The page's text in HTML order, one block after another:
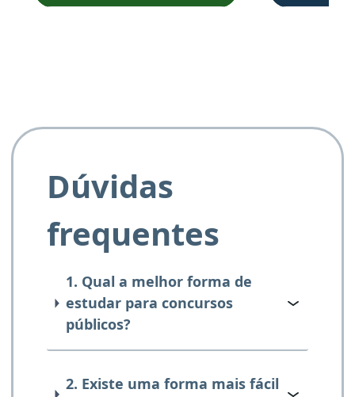
Dúvidas
frequentes
1. Qual a melhor forma de
estudar para concursos
públicos?
2. Existe uma forma mais fácil